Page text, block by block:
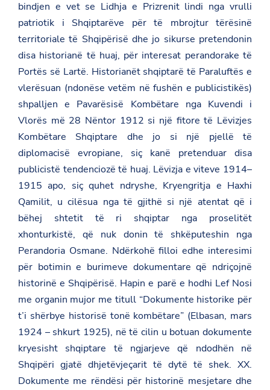
bindjen e vet se Lidhja e Prizrenit lindi nga vrulli
patriotik i Shqiptarëve për të mbrojtur tërësinë
territoriale të Shqipërisë dhe jo sikurse pretendonin
disa historianë të huaj, për interesat perandorake të
Portës së Lartë. Historianët shqiptarë të Paraluftës e
vlerësuan (ndonëse vetëm në fushën e publicistikës)
shpalljen e Pavarësisë Kombëtare nga Kuvendi i
Vlorës më 28 Nëntor 1912 si një fitore të Lëvizjes
Kombëtare Shqiptare dhe jo si një pjellë të
diplomacisë evropiane, siç kanë pretenduar disa
publicistë tendenciozë të huaj. Lëvizja e viteve 1914–
1915 apo, siç quhet ndryshe, Kryengritja e Haxhi
Qamilit, u cilësua nga të gjithë si një atentat që i
bëhej shtetit të ri shqiptar nga proselitët
xhonturkistë, që nuk donin të shkëputeshin nga
Perandoria Osmane. Ndërkohë filloi edhe interesimi
për botimin e burimeve dokumentare që ndriçojnë
historinë e Shqipërisë. Hapin e parë e hodhi Lef Nosi
me organin mujor me titull “Dokumente historike për
t’i shërbye historisë tonë kombëtare” (Elbasan, mars
1924 – shkurt 1925), në të cilin u botuan dokumente
kryesisht shqiptare të ngjarjeve që ndodhën në
Shqipëri gjatë dhjetëvjeçarit të dytë të shek. XX.
Dokumente me rëndësi për historinë mesjetare dhe